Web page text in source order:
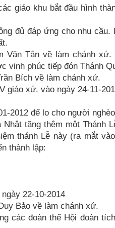
giáo khu bắt đầu hình
đủ đáp ứng cho nhu
Văn Tân về làm chánh
vinh phúc tiếp đón Thánh
Bích về làm chánh xứ.
giáo xứ. vào ngày 24-11-
2012 để lo cho người
tăng thêm một Thánh
thánh Lễ này (ra mắt
thành lập:
22-10-2014
Bảo về làm chánh xứ.
các đoàn thể Hội đoàn